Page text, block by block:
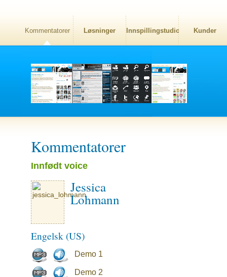
Kommentatorer Løsninger Innspillingstudio Kunder
Kommentatorer
Innfødt voice
Jessica
Lohmann
Engelsk (US)
Demo 1
Demo 2